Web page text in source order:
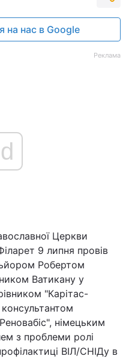
на нас в Google
Реклама
Церкви
9 липня провів
Робертом
Ватикану у
"Карітас-
консультантом
німецьким
з проблеми ролі
ВІЛ/СНІДу в